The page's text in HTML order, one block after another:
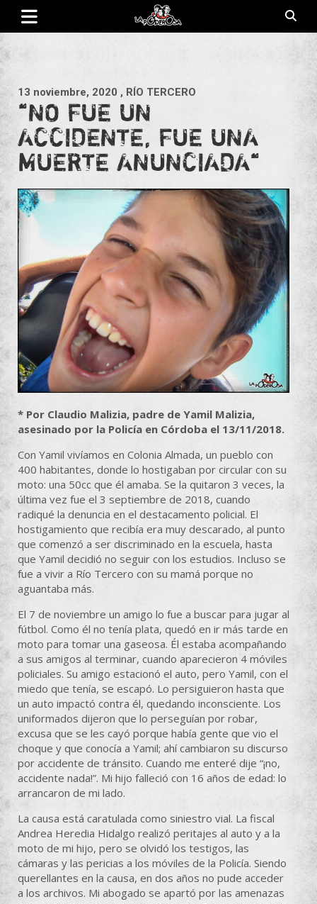
Saltar
contenido
13 noviembre, 2020 , RÍO TERCERO
“NO FUE UN
ACCIDENTE, FUE UNA
MUERTE ANUNCIADA“
* Por Claudio Malizia, padre de Yamil Malizia,
asesinado por la Policía en Córdoba el 13/11/2018.
Con Yamil vivíamos en Colonia Almada, un pueblo con
400 habitantes, donde lo hostigaban por circular con su
moto: una 50cc que él amaba. Se la quitaron 3 veces, la
última vez fue el 3 septiembre de 2018, cuando
radiqué la denuncia en el destacamento policial. El
hostigamiento que recibía era muy descarado, al punto
que comenzó a ser discriminado en la escuela, hasta
que Yamil decidió no seguir con los estudios. Incluso se
fue a vivir a Río Tercero con su mamá porque no
aguantaba más.
El 7 de noviembre un amigo lo fue a buscar para jugar al
fútbol. Como él no tenía plata, quedó en ir más tarde en
moto para tomar una gaseosa. Él estaba acompañando
a sus amigos al terminar, cuando aparecieron 4 móviles
policiales. Su amigo estacionó el auto, pero Yamil, con el
miedo que tenía, se escapó. Lo persiguieron hasta que
un auto impactó contra él, quedando inconsciente. Los
uniformados dijeron que lo perseguían por robar,
excusa que se les cayó porque había gente que vio el
choque y que conocía a Yamil; ahí cambiaron su discurso
por accidente de tránsito. Cuando me enteré dije “¡no,
accidente nada!”. Mi hijo falleció con 16 años de edad: lo
arrancaron de mi lado.
La causa está caratulada como siniestro vial. La fiscal
Andrea Heredia Hidalgo realizó peritajes al auto y a la
moto de mi hijo, pero se olvidó los testigos, las
cámaras y las pericias a los móviles de la Policía. Siendo
querellantes en la causa, en dos años no pude acceder
a los archivos. Mi abogado se apartó por las amenazas